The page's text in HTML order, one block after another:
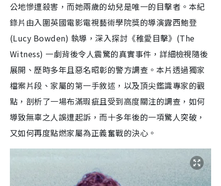
公地慘遭殺害，而她兩歲的幼兒是唯一的目擊者。本紀
錄片由入圍英國電影電視藝術學院獎的導演露西鮑登
(Lucy Bowden) 執導，深入探討《稚愛目擊》(The
Witness) 一劇背後令人震驚的真實事件，詳細檢視隨後
展開、歷時多年且惡名昭彰的警方調查。本片透過獨家
檔案片段、家屬的第一手敘述，以及頂尖鑑識專家的觀
點，剖析了一場布滿瑕疵且受到高度關注的調查，如何
導致無辜之人誤遭起訴，而十多年後的一項驚人突破，
又如何再度點燃家屬為正義奮戰的決心。